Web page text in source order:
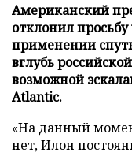
Американский
отклонил
применении
вглубь
возможной
Atlantic.
«На данный
нет, Илон